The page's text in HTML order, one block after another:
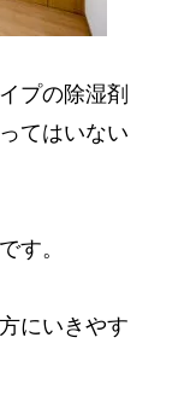
プの除湿剤
てはいない
す。
にいきやす